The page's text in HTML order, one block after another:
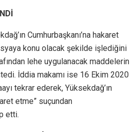
Cumhurbaşkanı’na hakaret
konu olacak şekilde işlediğini
lehe uygulanacak maddelerin
İddia makamı ise 16 Ekim 2020
tekrar ederek, Yüksekdağ’ın
etme” suçundan
etti.